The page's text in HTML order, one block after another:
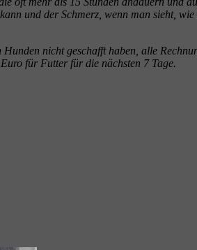
und der Schmerz, wenn man sieht,
nicht geschafft haben, alle
für Futter für die nächsten 7 Tage.